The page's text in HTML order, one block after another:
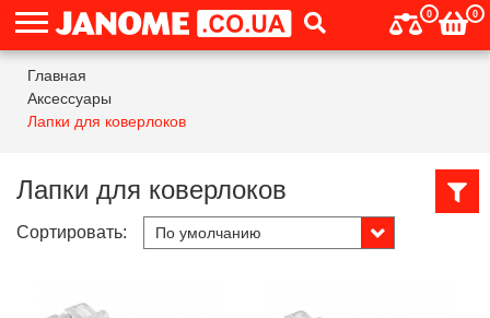
0 0
Главная
Аксессуары
Лапки для коверлоков
Лапки для коверлоков
Сортировать: